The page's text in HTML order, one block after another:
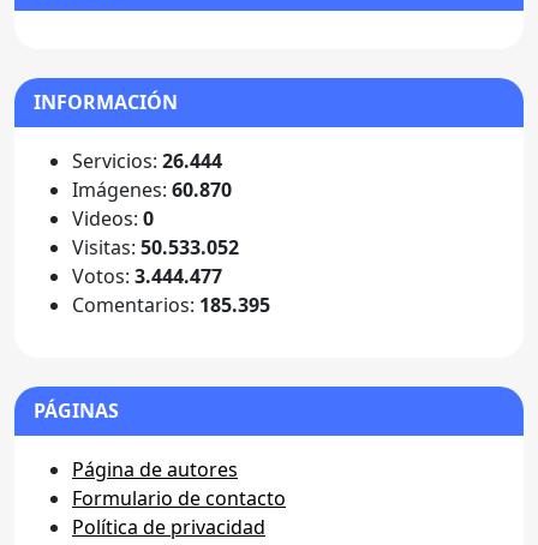
INFORMACIÓN
Servicios: 26.444
Imágenes: 60.870
Videos: 0
Visitas: 50.533.052
Votos: 3.444.477
Comentarios: 185.395
PÁGINAS
Página de autores
Formulario de contacto
Política de privacidad